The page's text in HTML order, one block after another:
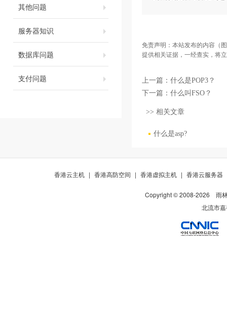
其他问题
服务器知识
数据库问题
支付问题
免责声明：本站发布的内容（
提供相关证据，一经查实，将
上一篇： 什么是POP3？
下一篇： 什么叫FSO？
>> 相关文章
什么是asp?
香港云主机 | 香港高防空间 | 香港虚拟主机 | 香港云服务器
Copyright © 2008-2026
雨
北流市